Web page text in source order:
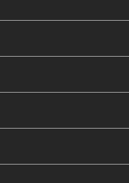
Verder is er een
een handige
parkeerplaats,
Ben jij klaar voor
dit leuke, ruime 3-